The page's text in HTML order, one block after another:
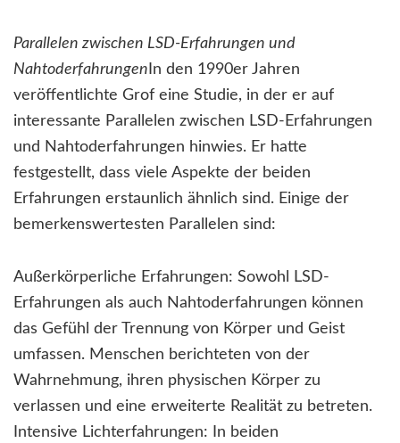
Parallelen zwischen LSD-Erfahrungen und
Nahtoderfahrungen In den 1990er Jahren
veröffentlichte Grof eine Studie, in der er auf
interessante Parallelen zwischen LSD-Erfahrungen
und Nahtoderfahrungen hinwies. Er hatte
festgestellt, dass viele Aspekte der beiden
Erfahrungen erstaunlich ähnlich sind. Einige der
bemerkenswertesten Parallelen sind:
Außerkörperliche Erfahrungen: Sowohl LSD-
Erfahrungen als auch Nahtoderfahrungen können
das Gefühl der Trennung von Körper und Geist
umfassen. Menschen berichteten von der
Wahrnehmung, ihren physischen Körper zu
verlassen und eine erweiterte Realität zu betreten.
Intensive Lichterfahrungen: In beiden